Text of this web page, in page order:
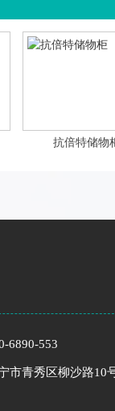
抗倍特储物
6890-553
市青秀区柳沙路10